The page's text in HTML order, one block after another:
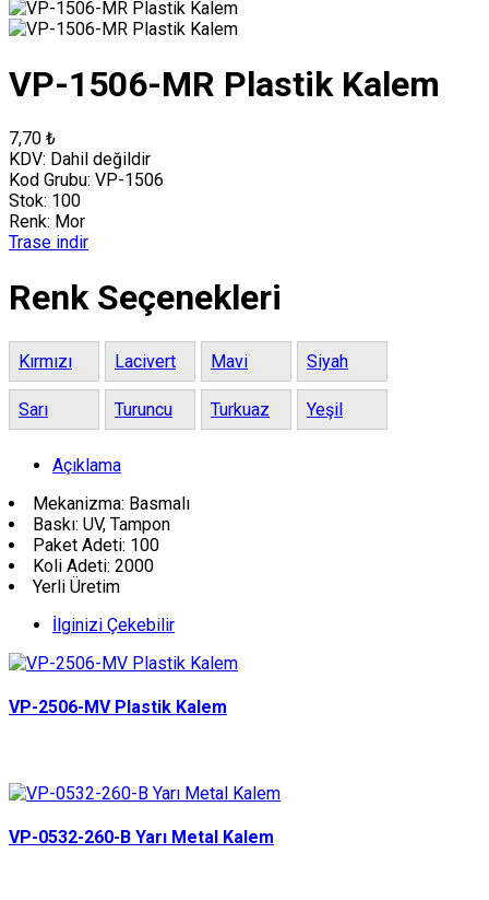
VP-1506-MR Plastik Kalem
7,70 ₺
KDV: Dahil değildir
Kod Grubu: VP-1506
Stok: 100
Renk: Mor
Trase indir
Renk Seçenekleri
Kırmızı Lacivert Mavi Siyah
Sarı Turuncu Turkuaz Yeşil
Açıklama
Mekanizma: Basmalı
Baskı: UV, Tampon
Paket Adeti: 100
Koli Adeti: 2000
Yerli Üretim
İlginizi Çekebilir
VP-2506-MV Plastik Kalem
VP-0532-260-B Yarı Metal Kalem